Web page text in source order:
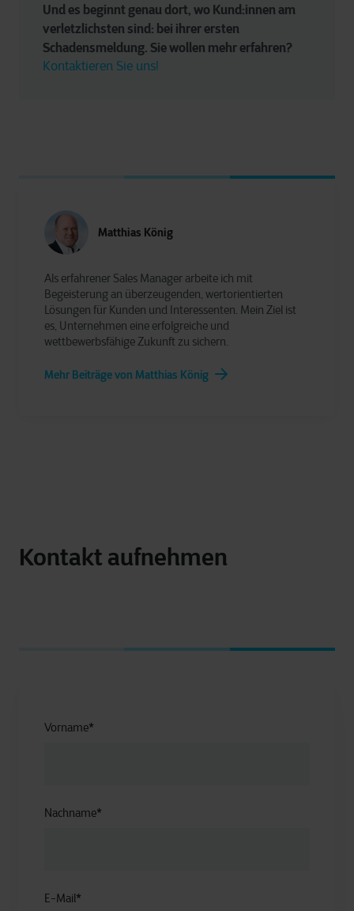
Und es beginnt genau dort, wo Kund:innen am
verletzlichsten sind: bei ihrer ersten
Schadensmeldung. Sie wollen mehr erfahren?
Kontaktieren Sie uns!
Matthias König
Als erfahrener Sales Manager arbeite ich mit
Begeisterung an überzeugenden, wertorientierten
Lösungen für Kunden und Interessenten. Mein Ziel ist
es, Unternehmen eine erfolgreiche und
wettbewerbsfähige Zukunft zu sichern.
Mehr Beiträge von Matthias König
Kontakt aufnehmen
Vorname*
Nachname*
E-Mail*